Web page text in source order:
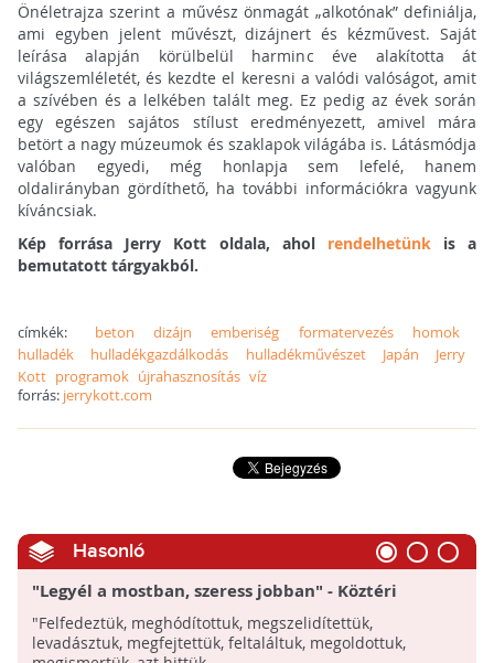
Önéletrajza szerint a művész önmagát „alkotónak” definiálja,
ami egyben jelent művészt, dizájnert és kézművest. Saját
leírása alapján körülbelül harminc éve alakította át
világszemléletét, és kezdte el keresni a valódi valóságot, amit
a szívében és a lelkében talált meg. Ez pedig az évek során
egy egészen sajátos stílust eredményezett, amivel mára
betört a nagy múzeumok és szaklapok világába is. Látásmódja
valóban egyedi, még honlapja sem lefelé, hanem
oldalirányban gördíthető, ha további információkra vagyunk
kíváncsiak.
Kép forrása Jerry Kott oldala, ahol rendelhetünk is a
bemutatott tárgyakból.
címkék: beton dizájn emberiség formatervezés
homok
hulladék
hulladékgazdálkodás hulladékművészet Japán
Jerry
Kott programok újrahasznosítás víz
forrás: jerrykott.com
Hasonló
"Legyél a mostban, szeress jobban" - Köztéri
installáció a Gárdonyi téren
"Felfedeztük, meghódítottuk, megszelidítettük,
levadásztuk, megfejtettük, feltaláltuk, megoldottuk,